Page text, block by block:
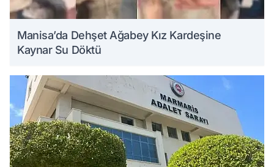
Manisa’da Dehşet Ağabey Kız Kardeşine
Kaynar Su Döktü